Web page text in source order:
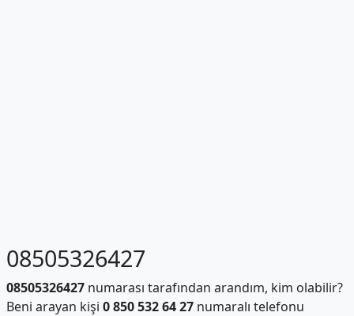
08505326427
08505326427numarası tarafından arandım, kim olabilir?
Beni arayan kişi 0 850 532 64 27numaralı telefonu